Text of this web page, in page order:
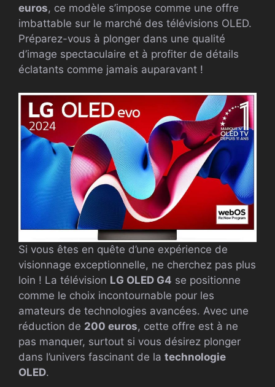
euros, ce modèle s’impose comme une offre
imbattable sur le marché des télévisions OLED.
Préparez-vous à plonger dans une qualité
d’image spectaculaire et à profiter de détails
éclatants comme jamais auparavant !
Si vous êtes en quête d’une expérience de
visionnage exceptionnelle, ne cherchez pas plus
loin ! La télévision LG OLED G4 se positionne
comme le choix incontournable pour les
amateurs de technologies avancées. Avec une
réduction de 200 euros, cette offre est à ne
pas manquer, surtout si vous désirez plonger
dans l’univers fascinant de la technologie
OLED.